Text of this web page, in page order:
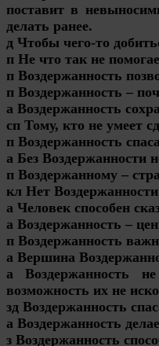
поставит в
делать ранее.
д Чтобы чего-то
п Не что так не
п Воздержанность
п Воздержанность –
а Воздержанность
сп Тому, кто не умеет
п Воздержанность
а Без Воздержанности
п Воздержанному –
кл Нет
а Человек способен
а Воздержанность –
п Воздержанность
а Вершина
а Воздержанность
возможность их не
зд Воздержанность
а Воздержанность
з Воздержанность